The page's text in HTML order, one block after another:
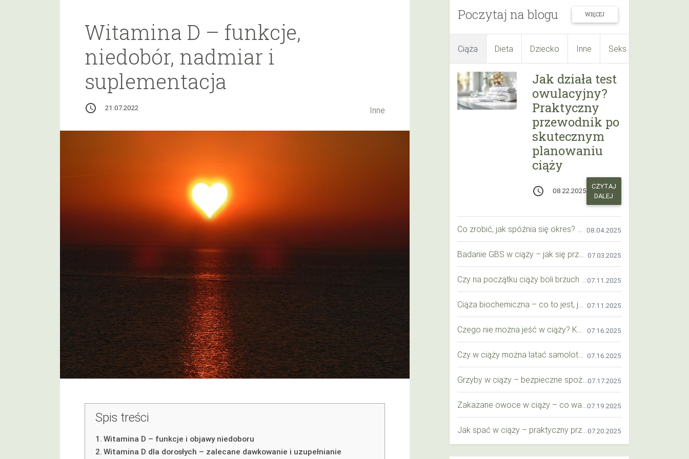
Poczytaj na blogu WIĘCEJ
Ciąża Dieta Dziecko Inne Seks
Jak działa test
owulacyjny?
Praktyczny
przewodnik po
skutecznym
planowaniu
ciąży
access_time 08.22.2025
CZYTAJ
DALEJ
08.04.2025
07.03.2025
07.11.2025
07.11.2025
07.16.2025
07.16.2025
07.17.2025
07.19.2025
07.20.2025
Witamina D – funkcje,
niedobór, nadmiar i
suplementacja
access_time 21.07.2022 Inne
Spis treści
Witamina D – funkcje i objawy niedoboru
Witamina D dla dorosłych – zalecane dawkowanie i uzupełnianie